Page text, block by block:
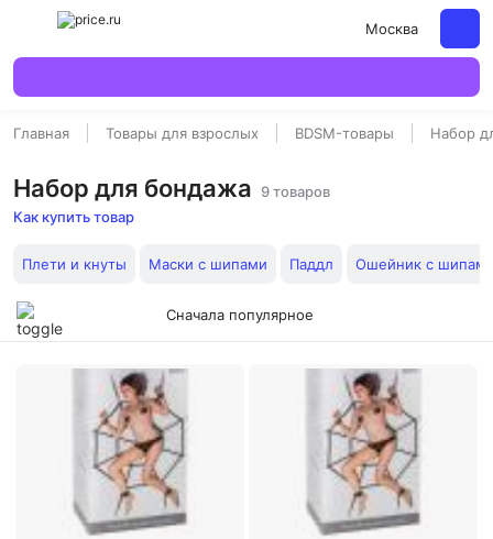
Москва
Главная Товары для взрослых BDSM-товары Набор
Набор для бондажа
9 товаров
Как купить товар
Плети и кнуты Маски с шипами Паддл Ошейник с
Сначала популярное